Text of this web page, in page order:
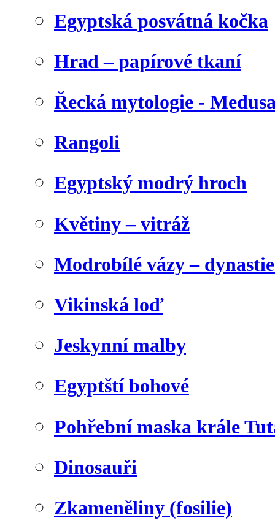
Egyptská posvátná kočka
Hrad – papírové tkaní
Řecká mytologie -
Rangoli
Egyptský modrý hroch
Květiny – vitráž
Modrobílé vázy –
Vikinská loď
Jeskynní malby
Egyptští bohové
Pohřební maska krále
Dinosauři
Zkameněliny (fosilie)